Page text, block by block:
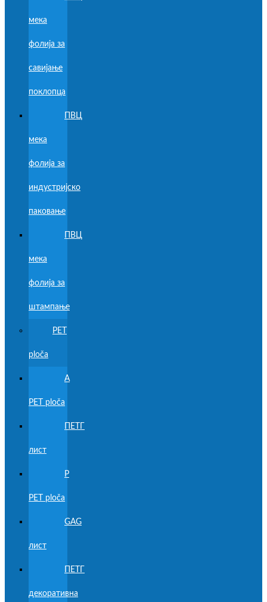
мека
фолија за
савијање
поклопца
ПВЦ
мека
фолија за
индустријско
паковање
ПВЦ
мека
фолија за
штампање
PET
ploča
А
PET ploča
ПЕТГ
лист
Р
PET ploča
GAG
лист
ПЕТГ
декоративна